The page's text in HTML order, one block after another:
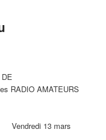
RADIO AMATEURS
Vendredi 13 mars